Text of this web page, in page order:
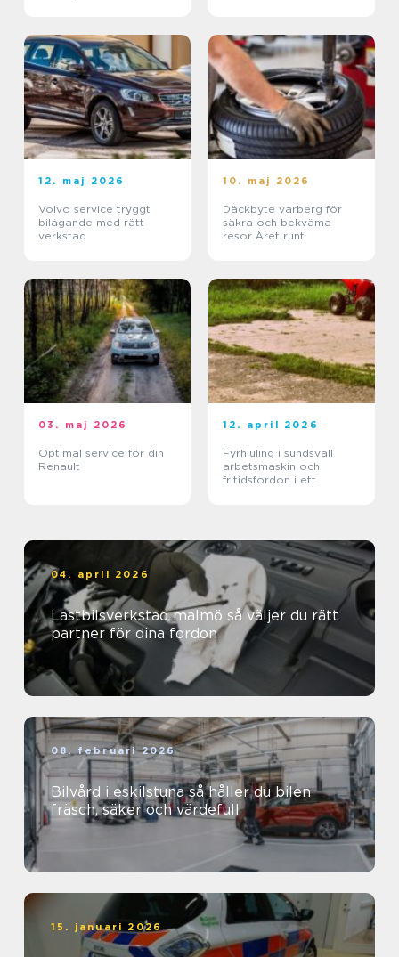
12. maj 2026
Volvo service tryggt
bilägande med rätt
verkstad
10. maj 2026
Däckbyte varberg för
säkra och bekväma
resor Året runt
03. maj 2026
Optimal service för din
Renault
12. april 2026
Fyrhjuling i sundsvall
arbetsmaskin och
fritidsfordon i ett
04. april 2026
Lastbilsverkstad malmö så väljer du rätt
partner för dina fordon
08. februari 2026
Bilvård i eskilstuna så håller du bilen
fräsch, säker och värdefull
15. januari 2026